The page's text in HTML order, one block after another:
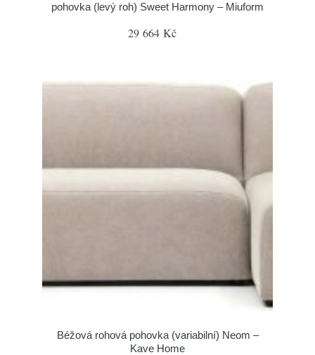
pohovka (levý roh) Sweet Harmony – Miuform
29 664 Kč
Béžová rohová pohovka (variabilní) Neom –
Kave Home